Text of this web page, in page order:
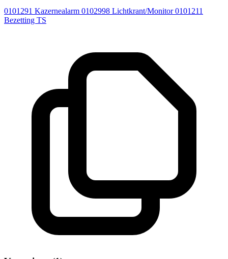
0101291 Kazernealarm 0102998 Lichtkrant/Monitor 0101211
Bezetting TS